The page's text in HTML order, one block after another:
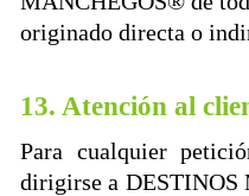
originado directa o
13. Atención al
Para cualquier
dirigirse a DESTINOS